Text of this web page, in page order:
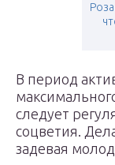
В период
следует
соцветия.
задевая